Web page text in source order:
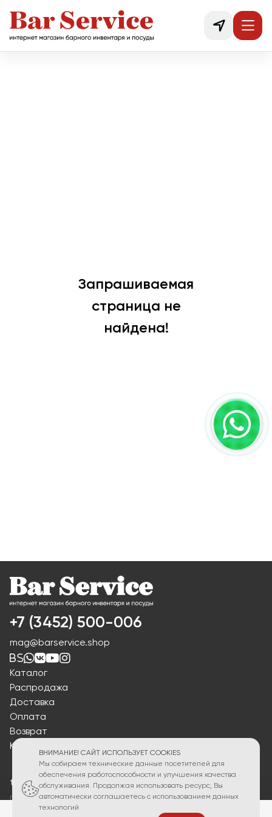
Запрашиваемая
страница не
найдена!
+7 (3452) 500-006
mag@barservice.shop
Каталог
Распродажа
Доставка
Оплата
Возврат
Контакты
torg2@barservice.shop
по вопросам приобретения продукции
ВНИМАНИЕ! САЙТ ИСПОЛЬЗУЕТ COOKIES
Мы собираем технические данные посетителей для
обеспечения работоспособности и улучшения качества
обслуживания. Продолжая использовать ресурс, Вы
автоматически соглашаетесь с использованием данных
технологий